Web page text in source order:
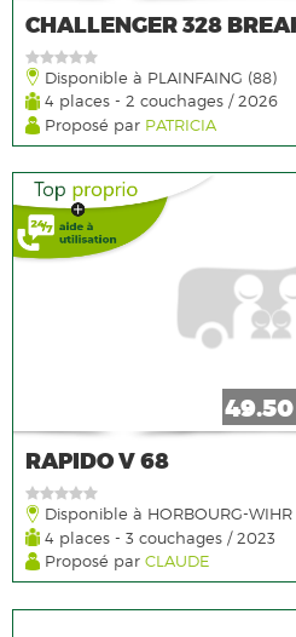
CHALLENGER 328
Disponible à PLAINFAING (88)
4 places - 2 couchages / 2026
Proposé par PATRICIA
RAPIDO V 68
Disponible à HORBOURG-WIHR
4 places - 3 couchages / 2023
Proposé parCLAUDE